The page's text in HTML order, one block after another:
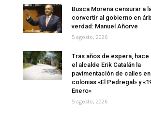
Busca Morena censurar a
convertir al gobierno en
verdad: Manuel Añorve
5 agosto, 2026
Tras años de espera, hace
el alcalde Erik Catalán la
pavimentación de calles
colonias «El Pedregal» y
Enero»
5 agosto, 2026